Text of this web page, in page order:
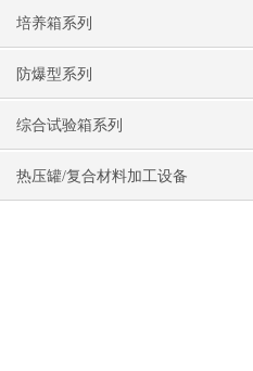
培养箱系列
防爆型系列
综合试验箱系列
热压罐/复合材料加工设备